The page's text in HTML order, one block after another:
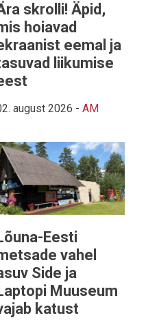
skrolli! Äpid,
hoiavad
eemal ja
liikumise
august 2026 - AM
Eesti
vahel
Side ja
Muuseum
katust